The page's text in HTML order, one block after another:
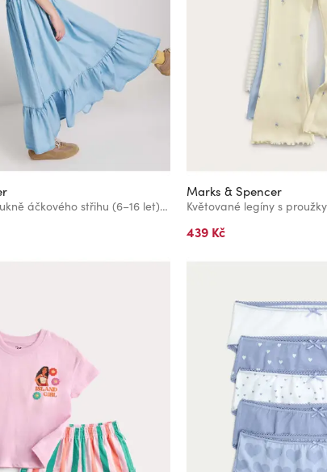
Žerzejová maxi sukně áčkového střihu (6–16 let) Marks & Spencer námořnická modrá
Marks & Spencer
439 Kč